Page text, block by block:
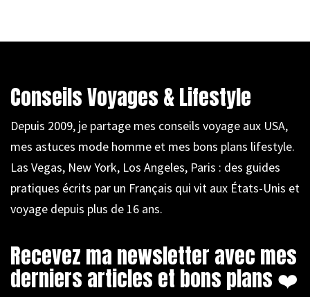
Conseils Voyages & Lifestyle
Depuis 2009, je partage mes conseils voyage aux USA,
mes astuces mode homme et mes bons plans lifestyle.
Las Vegas, New York, Los Angeles, Paris : des guides
pratiques écrits par un Français qui vit aux États-Unis et
voyage depuis plus de 16 ans.
Recevez ma newsletter avec mes
derniers articles et bons plans ❤️